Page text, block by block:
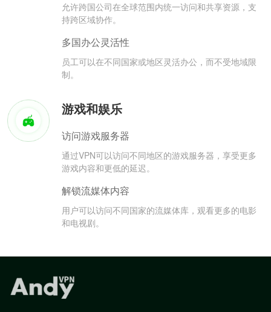
允许跨国公司在全球范围内统一访问和共享资源，支
持跨区域协作。
多国办公灵活性
员工可以在不同国家或地区灵活办公，而不受地域限
制。
游戏和娱乐
访问游戏服务器
通过VPN可以访问不同地区的游戏服务器，享受更多
游戏内容和更低的延迟。
解锁流媒体内容
用户可以访问不同国家的流媒体库，观看更多的电影
和电视剧。